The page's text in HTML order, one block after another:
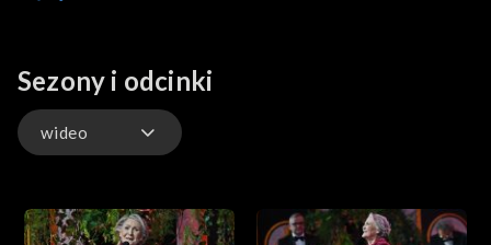
Sezony i odcinki
wideo